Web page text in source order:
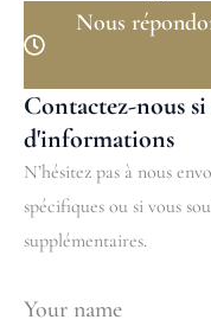
Nous
Contactez-nous
d'informations
N’hésitez pas à nous
spécifiques ou si vous
supplémentaires.
Your name